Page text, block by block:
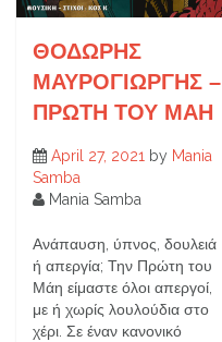
ΘΟΔΩΡΗΣ
ΜΑΥΡΟΓΙΩΡΓΗΣ –
ΠΡΩΤΗ ΤΟΥ ΜΑΗ
April 27, 2021 by Mania
Samba
Mania Samba
Ανάπαυση, ύπνος, δουλειά
ή απεργία; Την Πρώτη του
Μάη είμαστε όλοι απεργοί,
με ή χωρίς λουλούδια στο
χέρι. Σε έναν κανονικό